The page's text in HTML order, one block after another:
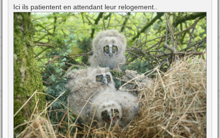
Ici ils patientent en attendant leur relogement..